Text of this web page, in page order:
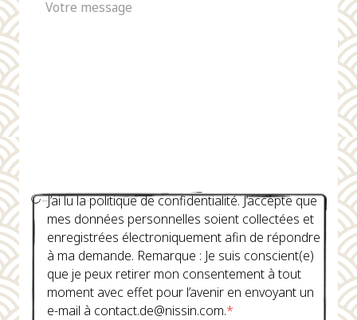
J’ai lu la politique de confidentialité. J’accepte que
mes données personnelles soient collectées et
enregistrées électroniquement afin de répondre
à ma demande. Remarque : Je suis conscient(e)
que je peux retirer mon consentement à tout
moment avec effet pour l’avenir en envoyant un
e-mail à contact.de@nissin.com.*